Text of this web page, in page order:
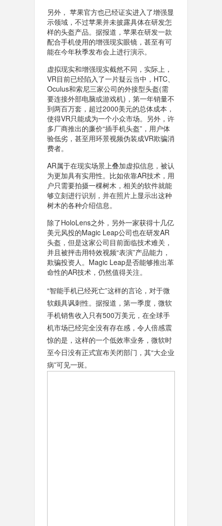
另外， 苹果官方也已经证实进入了增强显
示领域，不过苹果并未披露具体在研发怎
样的头盔产品。据报道，苹果在研发一款
配合手机使用的增强现实眼镜，甚至有可
能在今年秋季发布会上进行演示。
虚拟现实和增强现实截然不同，实际上，
VR目前已经陷入了一片疑云当中，HTC、
Oculus和索尼三家公司的外接型头盔(需
要连接外部电脑或游戏机)，第一年销量不
到两百万套，超过2000美元的总体成本，
使得VR只能成为一个小众市场。另外，许
多厂商推出的廉价“插手机头盔”，用户体
验低劣，甚至用环景视频伪装成VR欺骗消
费者。
AR属于在现实场景上叠加虚拟信息，被认
为更加具有实用性。比如依靠AR技术，用
户只需要拍摄一棵树木，相关的软件就能
够立刻进行识别，并在照片上显示出这种
树木的各种介绍信息。
除了HoloLens之外，另外一家获得十几亿
美元风投的Magic Leap公司也在研发AR
头盔，但是这家公司目前面临技术难关，
并且被抨击用特效视频“表演”产品能力，
欺骗投资人。Magic Leap是否能够推出革
命性的AR技术，仍然值得关注。
“智能手机已经死亡”这样的言论，对于微
软颇具讽刺性。据报道，第一季度，微软
手机销售收入只有500万美元，在全球手
机市场已经完全没有存在感，令人倍感震
惊的是，这样的一个低效率业务，微软时
至今日没有正式宣布关闭部门，其“大企业
病”可见一斑。